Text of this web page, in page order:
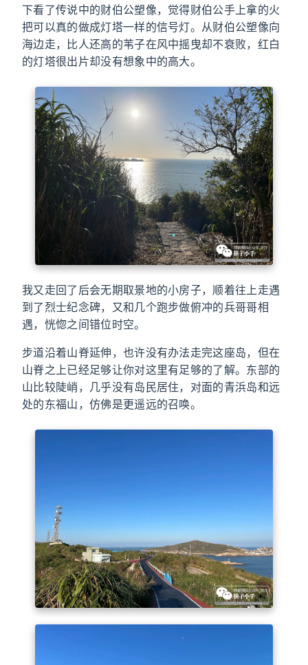
下看了传说中的财伯公塑像，觉得财伯公手上拿的火
把可以真的做成灯塔一样的信号灯。从财伯公塑像向
海边走，比人还高的苇子在风中摇曳却不衰败，红白
的灯塔很出片却没有想象中的高大。
我又走回了后会无期取景地的小房子，顺着往上走遇
到了烈士纪念碑，又和几个跑步做俯冲的兵哥哥相
遇，恍惚之间错位时空。
步道沿着山脊延伸，也许没有办法走完这座岛，但在
山脊之上已经足够让你对这里有足够的了解。东部的
山比较陡峭，几乎没有岛民居住，对面的青浜岛和远
处的东福山，仿佛是更遥远的召唤。